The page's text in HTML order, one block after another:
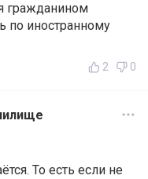
гражданином
по иностранному
2 0
То есть если не